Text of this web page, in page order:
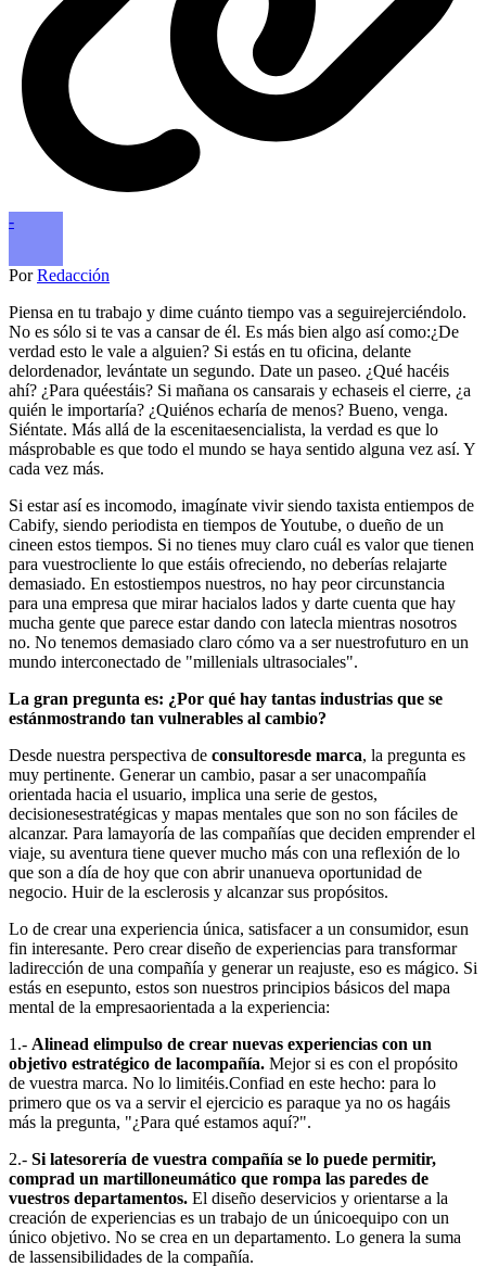
-
PorRedacción
Piensa en tu trabajo y dime cuánto tiempo vas a seguirejerciéndolo.
No es sólo si te vas a cansar de él. Es más bien algo así como:¿De
verdad esto le vale a alguien? Si estás en tu oficina, delante
delordenador, levántate un segundo. Date un paseo. ¿Qué hacéis
ahí? ¿Para quéestáis? Si mañana os cansarais y echaseis el cierre, ¿a
quién le importaría? ¿Quiénos echaría de menos? Bueno, venga.
Siéntate. Más allá de la escenitaesencialista, la verdad es que lo
másprobable es que todo el mundo se haya sentido alguna vez así. Y
cada vez más.
Si estar así es incomodo, imagínate vivir siendo taxista entiempos de
Cabify, siendo periodista en tiempos de Youtube, o dueño de un
cineen estos tiempos. Si no tienes muy claro cuál es valor que tienen
para vuestrocliente lo que estáis ofreciendo, no deberías relajarte
demasiado. En estostiempos nuestros, no hay peor circunstancia
para una empresa que mirar hacialos lados y darte cuenta que hay
mucha gente que parece estar dando con latecla mientras nosotros
no. No tenemos demasiado claro cómo va a ser nuestrofuturo en un
mundo interconectado de "millenials ultrasociales".
La gran pregunta es: ¿Por qué hay tantas industrias que se
estánmostrando tan vulnerables al cambio?
Desde nuestra perspectiva de consultoresde marca, la pregunta es
muy pertinente. Generar un cambio, pasar a ser unacompañía
orientada hacia el usuario, implica una serie de gestos,
decisionesestratégicas y mapas mentales que son no son fáciles de
alcanzar. Para lamayoría de las compañías que deciden emprender el
viaje, su aventura tiene quever mucho más con una reflexión de lo
que son a día de hoy que con abrir unanueva oportunidad de
negocio. Huir de la esclerosis y alcanzar sus propósitos.
Lo de crear una experiencia única, satisfacer a un consumidor, esun
fin interesante. Pero crear diseño de experiencias para transformar
ladirección de una compañía y generar un reajuste, eso es mágico. Si
estás en esepunto, estos son nuestros principios básicos del mapa
mental de la empresaorientada a la experiencia:
1.- Alinead elimpulso de crear nuevas experiencias con un
objetivo estratégico de lacompañía. Mejor si es con el propósito
de vuestra marca. No lo limitéis.Confiad en este hecho: para lo
primero que os va a servir el ejercicio es paraque ya no os hagáis
más la pregunta, "¿Para qué estamos aquí?".
2.- Si latesorería de vuestra compañía se lo puede permitir,
comprad un martilloneumático que rompa las paredes de
vuestros departamentos. El diseño deservicios y orientarse a la
creación de experiencias es un trabajo de un únicoequipo con un
único objetivo. No se crea en un departamento. Lo genera la suma
de lassensibilidades de la compañía.